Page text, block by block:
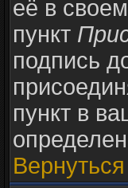
её в
пункт
подпись
пункт в